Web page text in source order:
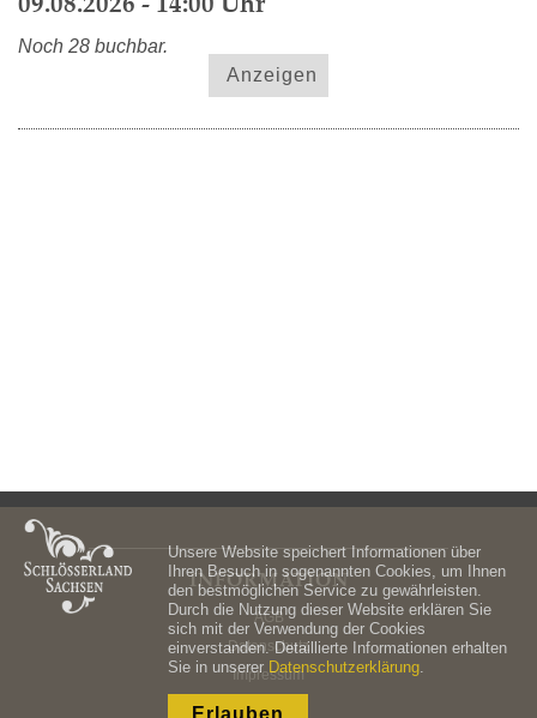
Noch 28 buchbar.
Anzeigen
INFORMATION
AGB
Datenschutz
Impressum
Unsere Website speichert Informationen über
Ihren Besuch in sogenannten Cookies, um Ihnen
den bestmöglichen Service zu gewährleisten.
Durch die Nutzung dieser Website erklären Sie
sich mit der Verwendung der Cookies
einverstanden. Detaillierte Informationen erhalten
Sie in unserer Datenschutzerklärung
Erlauben